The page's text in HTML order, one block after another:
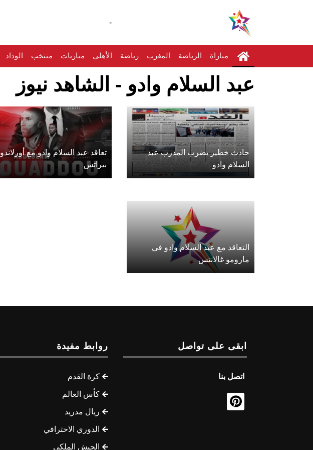
-
مباراة الرياضة المغرب رياضة الأهلي مباريات منتخب الوداد
عبد السلام وادو - الشاهد نيوز
حادث خطير يضرب المدرب عبد
السلام وادو
تعاقد عبد السلام وادو مع أورلاندو
بيراتس
التعاقد مع عبد السلام وادو في
مارومو غالانتس
ابقى على تواصل
اتصل بنا
روابط مفيدة
كرة القدم
كأس العالم
ريال مدريد
الدوري الاحترافي
الجيش الملكي